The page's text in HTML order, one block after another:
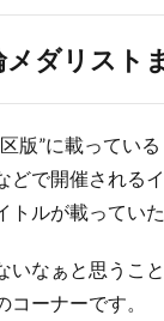
メダリスト
版”に載ってい
で開催される
ルが載っていた
なぁと思うこ
ーナーです。